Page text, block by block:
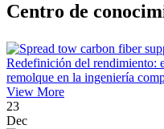
Centro de
Redefinición del rendimiento:
remolque en la ingeniería
View More
23
Dec